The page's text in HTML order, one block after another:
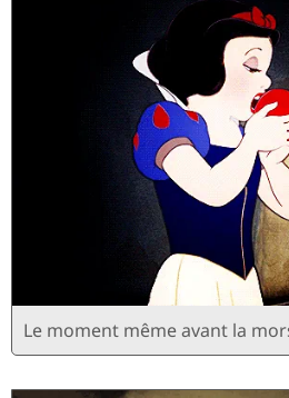
Le moment même avant la